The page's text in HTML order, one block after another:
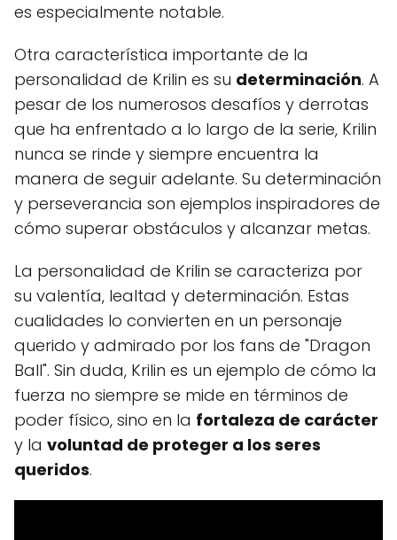
es especialmente notable.
Otra característica importante de la
personalidad de Krilin es su determinación. A
pesar de los numerosos desafíos y derrotas
que ha enfrentado a lo largo de la serie, Krilin
nunca se rinde y siempre encuentra la
manera de seguir adelante. Su determinación
y perseverancia son ejemplos inspiradores de
cómo superar obstáculos y alcanzar metas.
La personalidad de Krilin se caracteriza por
su valentía, lealtad y determinación. Estas
cualidades lo convierten en un personaje
querido y admirado por los fans de "Dragon
Ball". Sin duda, Krilin es un ejemplo de cómo la
fuerza no siempre se mide en términos de
poder físico, sino en la fortaleza de carácter
y la voluntad de proteger a los seres
queridos.